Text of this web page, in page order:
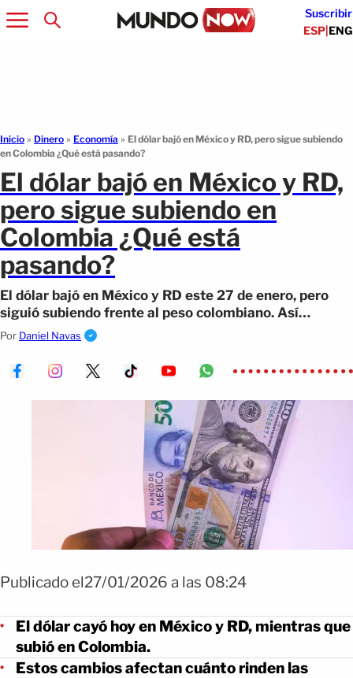
Suscribir
ESP|ENG
Inicio » Dinero » Economía » El dólar bajó en México y RD, pero sigue subiendo
en Colombia ¿Qué está pasando?
El dólar bajó en México y RD,
pero sigue subiendo en
Colombia ¿Qué está
pasando?
El dólar bajó en México y RD este 27 de enero, pero
siguió subiendo frente al peso colombiano. Así
impacta en tus envíos desde EE.UU.
Por Daniel Navas
Publicado el27/01/2026 a las 08:24
El dólar cayó hoy en México y RD, mientras que
subió en Colombia.
Estos cambios afectan cuánto rinden las